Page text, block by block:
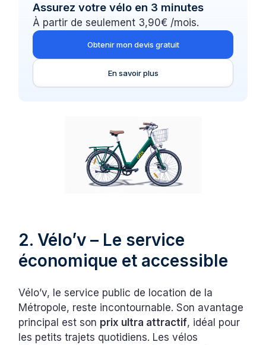
Assurez votre vélo en 3 minutes
À partir de seulement 3,90€ /mois.
Obtenir mon devis gratuit
En savoir plus
2. Vélo’v – Le service
économique et accessible
Vélo’v, le service public de location de la
Métropole, reste incontournable. Son avantage
principal est son prix ultra attractif, idéal pour
les petits trajets quotidiens. Les vélos